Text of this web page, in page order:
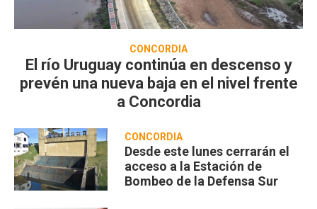
CONCORDIA
El río Uruguay continúa en descenso y
prevén una nueva baja en el nivel frente
a Concordia
CONCORDIA
Desde este lunes cerrarán el
acceso a la Estación de
Bombeo de la Defensa Sur